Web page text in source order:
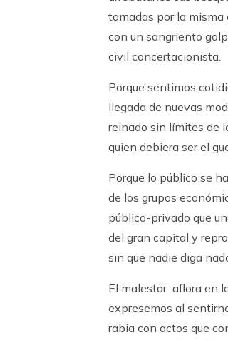
tomadas por la misma
con un sangriento
civil concertacionista.
Porque sentimos
llegada de nuevas
reinado sin límites de
quien debiera ser el
Porque lo público se
de los grupos
público-privado que
del gran capital y
sin que nadie diga
El malestar aflora en
expresemos al
rabia con actos que